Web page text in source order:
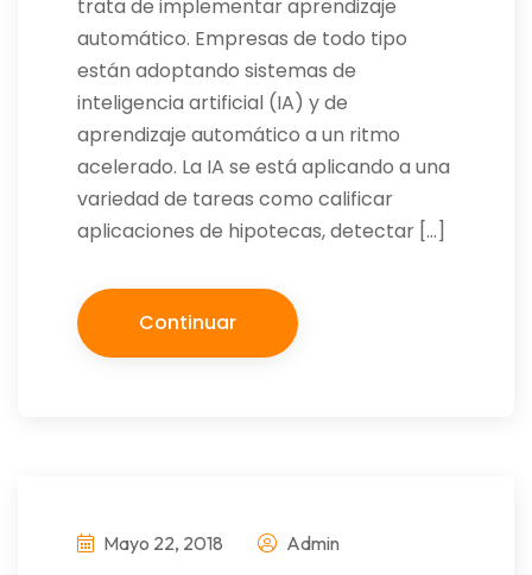
trata de implementar aprendizaje
automático. Empresas de todo tipo
están adoptando sistemas de
inteligencia artificial (IA) y de
aprendizaje automático a un ritmo
acelerado. La IA se está aplicando a una
variedad de tareas como calificar
aplicaciones de hipotecas, detectar […]
Continuar
Mayo 22, 2018 Admin